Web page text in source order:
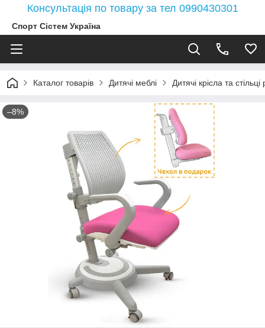
Консультація по товару за тел 0990430301
Спорт Сістем Україна
Каталог товарів Дитячі меблі Дитячі крісла та стільці
–8%